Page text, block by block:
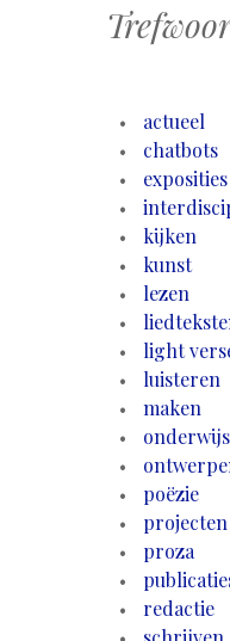
actueel
chatbots
exposities
kijken
kunst
lezen
light
luisteren
maken
onderwijs
poëzie
projecten
proza
redactie